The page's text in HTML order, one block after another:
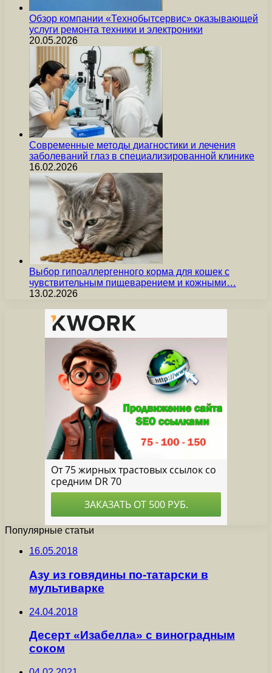
Обзор компании «Технобытсервис» оказывающей
услуги ремонта техники и электроники
20.05.2026
Современные методы диагностики и лечения
заболеваний глаз в специализированной клинике
16.02.2026
Выбор гипоаллергенного корма для кошек с
чувствительным пищеварением и кожными…
13.02.2026
Популярные статьи
16.05.2018
Азу из говядины по-татарски в
мультиварке
24.04.2018
Десерт «Изабелла» с виноградным
соком